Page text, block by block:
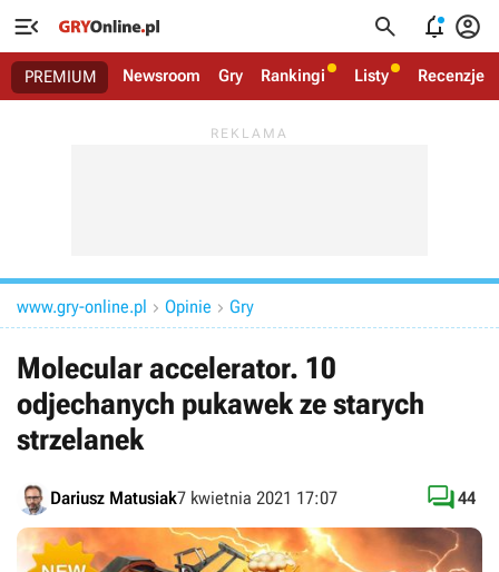
   
PREMIUM Newsroom Gry Rankingi Listy Recenzje
www.gry-online.pl  Opinie  Gry
Molecular accelerator. 10
odjechanych pukawek ze starych
strzelanek
Dariusz Matusiak7 kwietnia 2021 17:07 44